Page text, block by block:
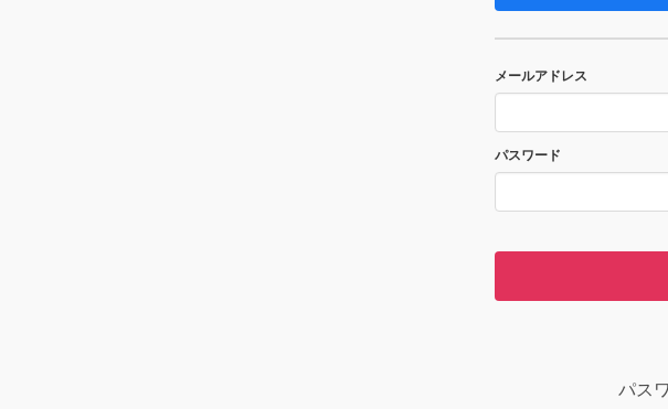
メールアドレス
パスワード
パス